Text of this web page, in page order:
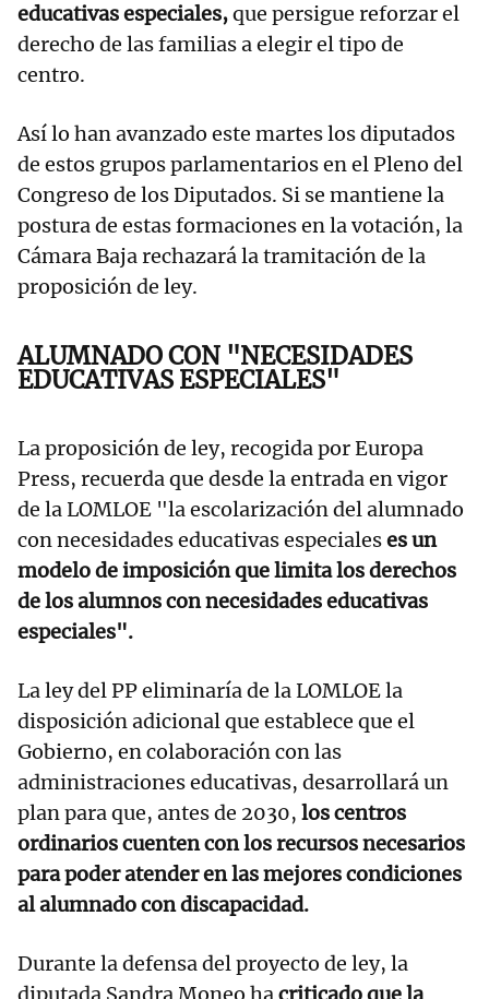
educativas especiales,que persigue reforzar el
derecho de las familias a elegir el tipo de
centro.
Así lo han avanzado este martes los diputados
de estos grupos parlamentarios en el Pleno del
Congreso de los Diputados. Si se mantiene la
postura de estas formaciones en la votación, la
Cámara Baja rechazará la tramitación de la
proposición de ley.
ALUMNADO CON "NECESIDADES
EDUCATIVAS ESPECIALES"
La proposición de ley, recogida por Europa
Press, recuerda que desde la entrada en vigor
de la LOMLOE "la escolarización del alumnado
con necesidades educativas especialeses un
modelo de imposición que limita los derechos
de los alumnos con necesidades educativas
especiales".
La ley del PP eliminaría de la LOMLOE la
disposición adicional que establece que el
Gobierno, en colaboración con las
administraciones educativas, desarrollará un
plan para que, antes de 2030, los centros
ordinarios cuenten con los recursos necesarios
para poder atender en las mejores condiciones
al alumnado con discapacidad.
Durante la defensa del proyecto de ley, la